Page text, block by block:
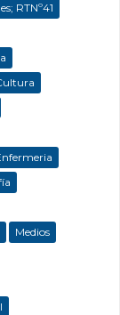
RTNº41
Medios